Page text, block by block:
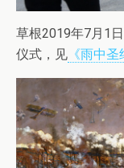
草根2019年7月1
仪式，见 《雨中圣